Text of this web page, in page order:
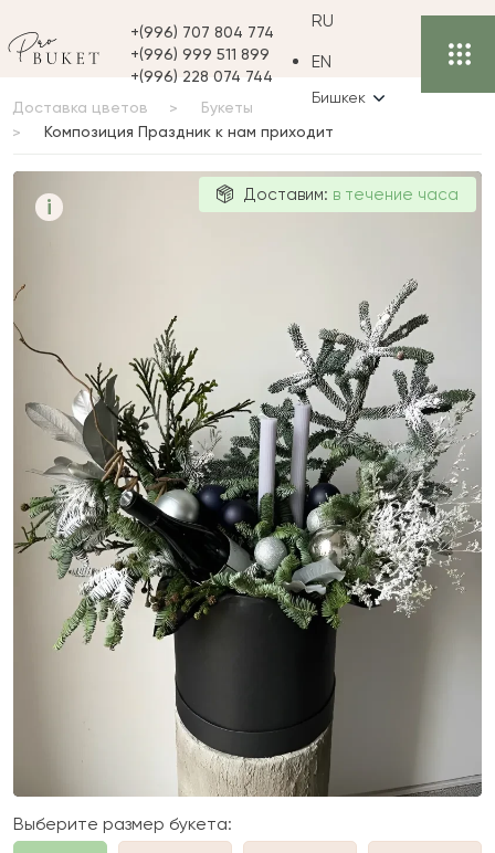
+(996) 707 804 774
+(996) 999 511 899
+(996) 228 074 744
RU
EN
Бишкек
Доставка цветов
Букеты
Композиция Праздник к нам приходит
i
к
Доставим: в течение часа
Выберите размер букета: